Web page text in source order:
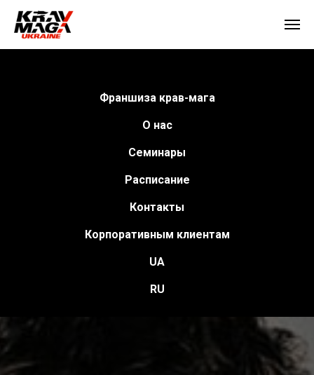
Франшиза крав-мага
О нас
Семинары
Расписание
Контакты
Корпоративным клиентам
UA
RU